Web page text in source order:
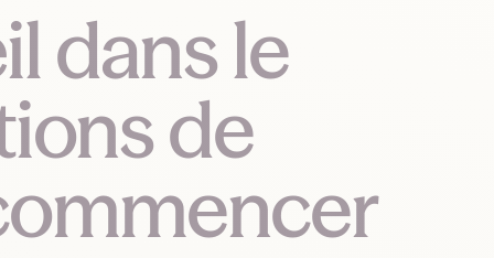
dans le
de